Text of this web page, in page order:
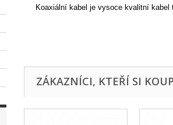
Koaxiální kabel je vysoce kvalitní
ZÁKAZNÍCI, KTEŘÍ SI